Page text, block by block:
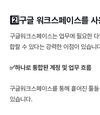
2️⃣구글 워크스페이스를
구글워크스페이스는 업무에 필요한
합할 수 있다는 강력한 이점이 있습니
✅하나로 통합된 계정 및 업무 흐름
구글워크스페이스를 통해 흩어진 툴
있습니다.